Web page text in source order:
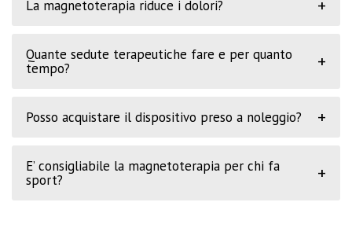
La magnetoterapia riduce i dolori? +
Quante sedute terapeutiche fare e per quanto
tempo?
+
Posso acquistare il dispositivo preso a noleggio? +
E’ consigliabile la magnetoterapia per chi fa
sport?
+